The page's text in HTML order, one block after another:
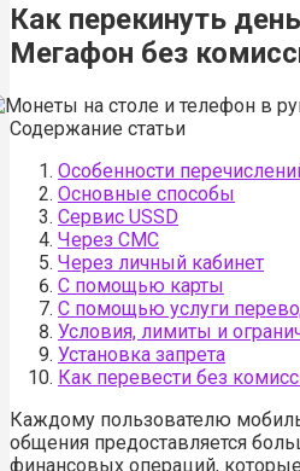
Как перекинуть
Мегафон без
Содержание статьи
Особенности
Основные способы
Сервис USSD
Через СМС
Через личный кабинет
С помощью карты
С помощью услуги
Условия, лимиты и
Установка запрета
Как перевести без
Каждому пользователю
общения предоставляется
финансовых операций,